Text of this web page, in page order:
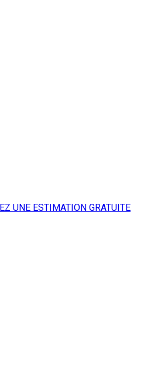
UNE ESTIMATION GRATUITE